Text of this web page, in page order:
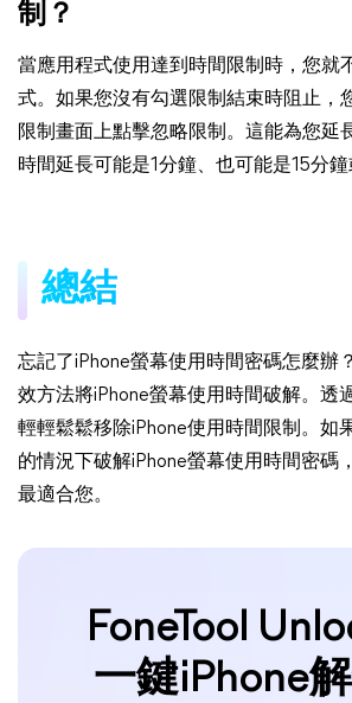
制？
當應用程式使用達到時間限制時，您就
式。如果您沒有勾選限制結束時阻止，
限制畫面上點擊忽略限制。這能為您延
時間延長可能是1分鐘、也可能是15分鐘
總結
忘記了iPhone螢幕使用時間密碼怎麼辦
效方法將iPhone螢幕使用時間破解。透
輕輕鬆鬆移除iPhone使用時間限制。如
的情況下破解iPhone螢幕使用時間密碼
最適合您。
FoneTool
一鍵iPhone